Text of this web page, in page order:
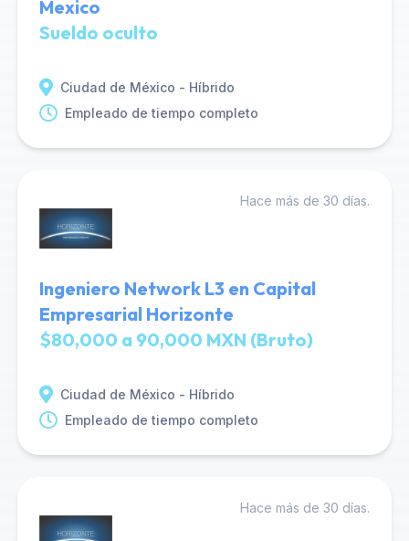
Mexico
Sueldo oculto
Ciudad de México - Híbrido
Empleado de tiempo completo
Hace más de 30 días.
Ingeniero Network L3 en Capital
Empresarial Horizonte
$80,000 a 90,000 MXN (Bruto)
Ciudad de México - Híbrido
Empleado de tiempo completo
Hace más de 30 días.